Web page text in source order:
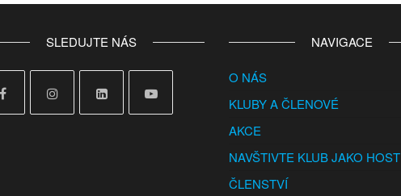
SLEDUJTE NÁS NAVIGACE
O NÁS
KLUBY A ČLENOVÉ
AKCE
NAVŠTIVTE KLUB JAKO HOST
ČLENSTVÍ